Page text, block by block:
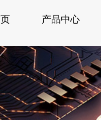
产品中心